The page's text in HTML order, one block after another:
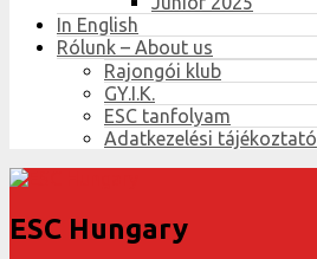
In English
Rólunk – About us
Rajongói klub
GY.I.K.
ESC tanfolyam
Adatkezelési tájékoztató
ESC Hungary